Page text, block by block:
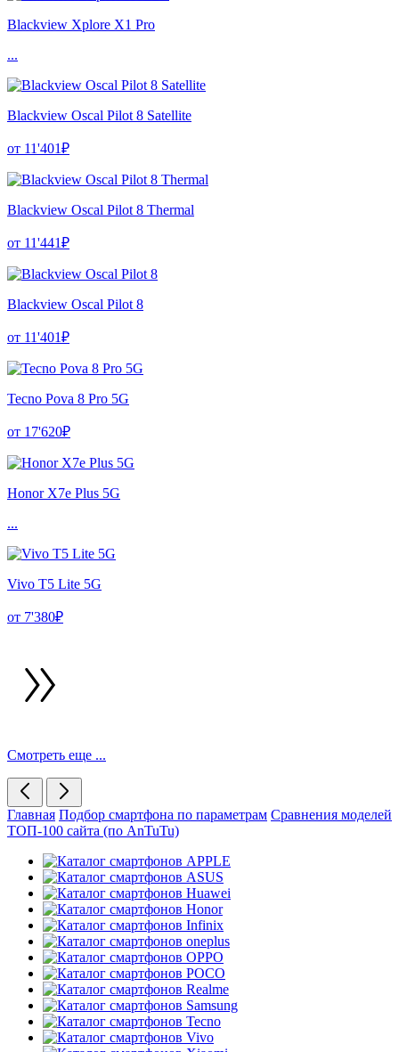
Blackview Xplore X1 Pro
...
Blackview Oscal Pilot 8 Satellite
от 11'401₽
Blackview Oscal Pilot 8 Thermal
от 11'441₽
Blackview Oscal Pilot 8
от 11'401₽
Tecno Pova 8 Pro 5G
от 17'620₽
Honor X7e Plus 5G
...
Vivo T5 Lite 5G
от 7'380₽
Смотреть еще ...
Главная Подбор смартфона по параметрам Сравнения моделей
ТОП-100 сайта (по AnTuTu)